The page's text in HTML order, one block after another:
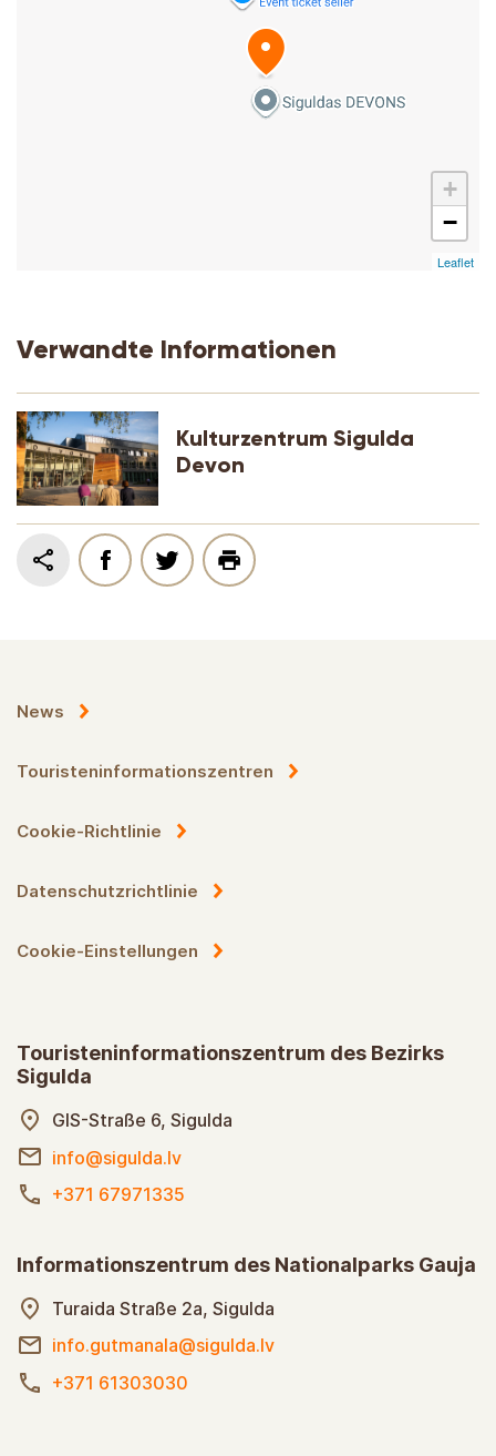
+
−
Leaflet
Verwandte Informationen
Kulturzentrum Sigulda
Devon
News
Touristeninformationszentren
Cookie-Richtlinie
Datenschutzrichtlinie
Cookie-Einstellungen
Touristeninformationszentrum des Bezirks
Sigulda
GIS-Straße 6, Sigulda
info@sigulda.lv
+371 67971335
Informationszentrum des Nationalparks Gauja
Turaida Straße 2a, Sigulda
info.gutmanala@sigulda.lv
+371 61303030